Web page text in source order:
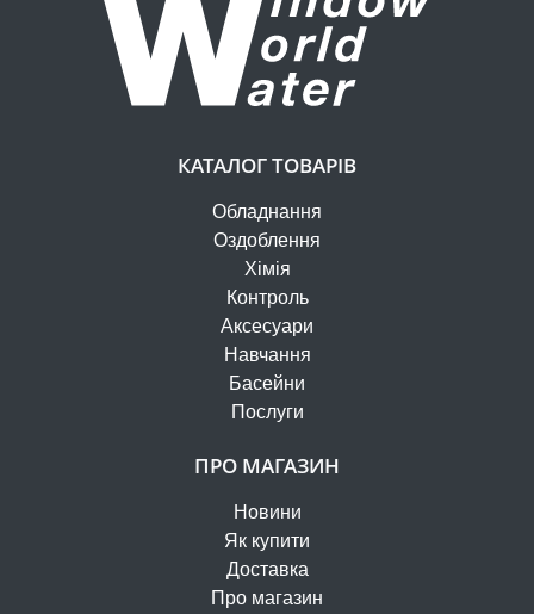
КАТАЛОГ ТОВАРІВ
Обладнання
Оздоблення
Хімія
Контроль
Аксесуари
Навчання
Басейни
Послуги
ПРО МАГАЗИН
Новини
Як купити
Доставка
Про магазин